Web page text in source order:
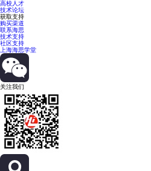
高校人才
技术论坛
获取支持
购买渠道
联系海思
技术支持
社区支持
上海海思学堂
关注我们